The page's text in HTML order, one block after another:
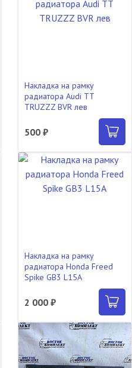
Накладка на рамку
радиатора Audi TT
TRUZZZ BVR лев
500 ₽
Накладка на рамку
радиатора Honda Freed
Spike GB3 L15A
2 000 ₽